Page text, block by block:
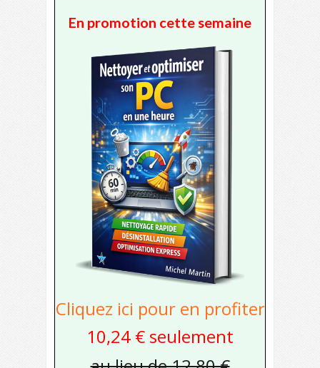
En promotion cette semaine
Cliquez ici pour en profiter
10,24 € seulement